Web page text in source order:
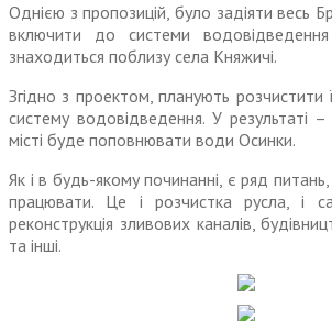
Однією з пропозицій, було задіяти весь
включити до системи
знаходиться поблизу села Княжичі.
Згідно з проектом, планують розчистити
систему водовідведення. У результаті
місті буде поповнювати води Осинки.
Як і в будь-якому починанні, є ряд
працювати. Це і розчистка русла, і
реконструкція зливових каналів,
та інші.